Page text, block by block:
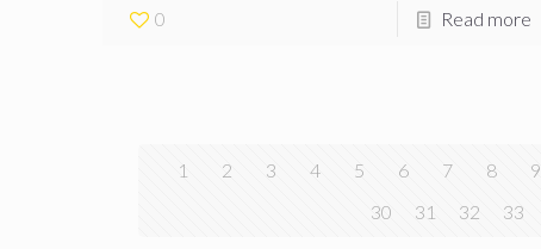
0 Read more
1 2 3 4 5 6 7 8 9
30
31 32 33